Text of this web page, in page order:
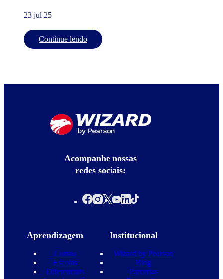
23 jul 25
Continue lendo
Acompanhe nossas
redes sociais:
Aprendizagem
Cursos
Escolas
Diferenciais
Institucional
Wizard by Pearson
Blog
Parcerias